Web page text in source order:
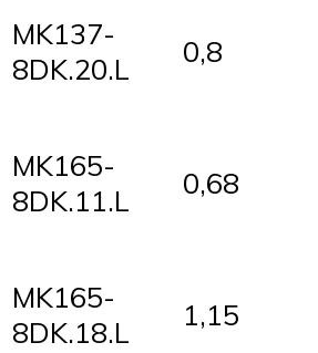
MK137-
8DK.20.L
0,8
MK165-
8DK.11.L
0,68
MK165-
8DK.18.L
1,15